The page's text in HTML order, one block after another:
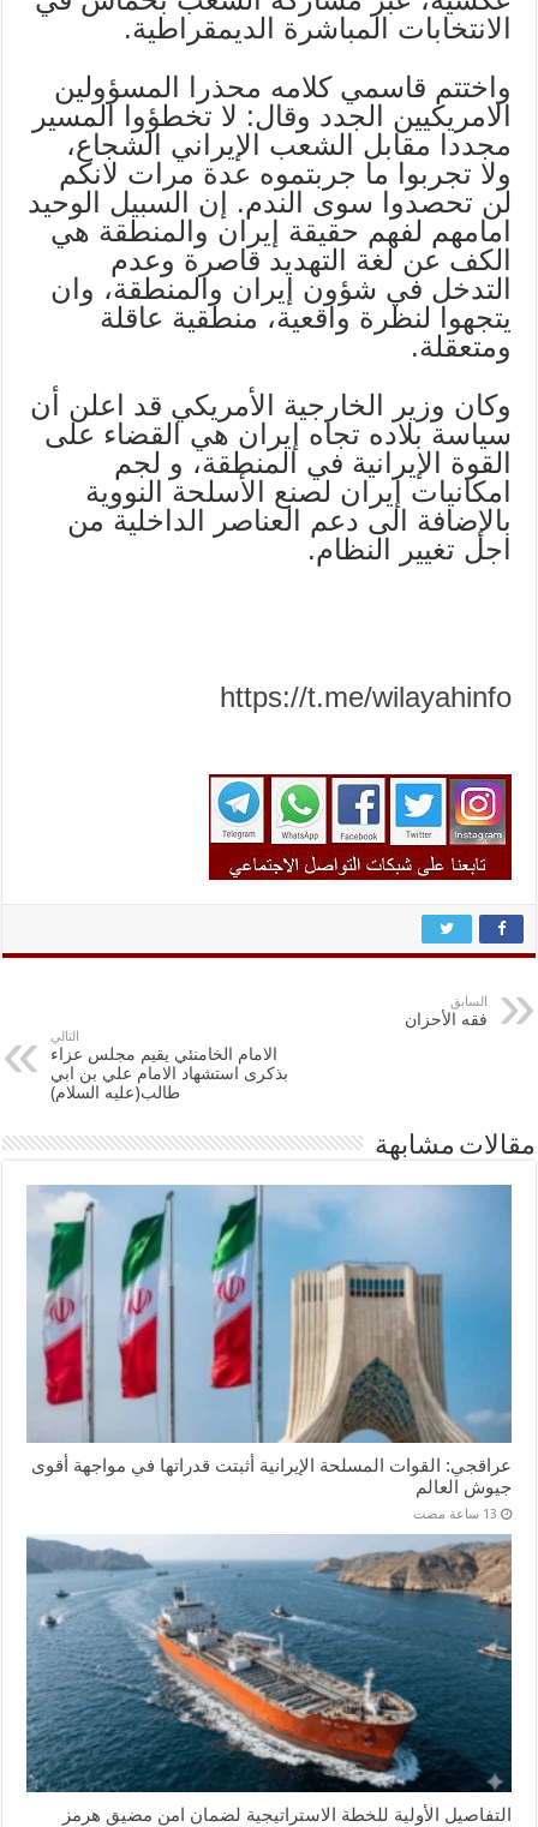
الانتخابات المباشرة الديمقراطية.
واختتم قاسمي كلامه محذرا المسؤولين
الامريكيين الجدد وقال: لا تخطؤوا المسير
مجددا مقابل الشعب الإيراني الشجاع،
ولا تجربوا ما جربتموه عدة مرات لانكم
لن تحصدوا سوى الندم. إن السبيل الوحيد
امامهم لفهم حقيقة إيران والمنطقة هي
الكف عن لغة التهديد قاصرة وعدم
التدخل في شؤون إيران والمنطقة، وان
يتجهوا لنظرة واقعية، منطقية عاقلة
ومتعقلة.
وكان وزير الخارجية الأمريكي قد اعلن أن
سياسة بلاده تجاه إيران هي القضاء على
القوة الإيرانية في المنطقة، و لجم
امكانيات إيران لصنع الأسلحة النووية
بالإضافة الى دعم العناصر الداخلية من
اجل تغيير النظام.
https://t.me/wilayahinfo
السابق
فقه الأحزان
التالي
الامام الخامنئي يقيم مجلس عزاء
بذكرى استشهاد الامام علي بن ابي
طالب(عليه السلام)
مقالات مشابهة
عراقجي: القوات المسلحة الإيرانية أثبتت قدراتها في مواجهة أقوى
جيوش العالم
التفاصيل الأولية للخطة الاستراتيجية لضمان امن مضيق هرمز